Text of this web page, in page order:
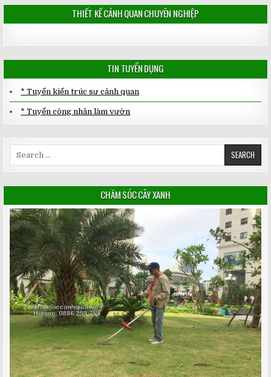
THIẾT KẾ CẢNH QUAN CHUYÊN NGHIỆP
TIN TUYỂN DỤNG
* Tuyển kiến trúc sư cảnh quan
* Tuyển công nhân làm vườn
CHĂM SÓC CÂY XANH